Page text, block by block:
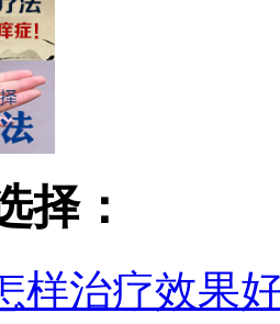
择：
样治疗效果